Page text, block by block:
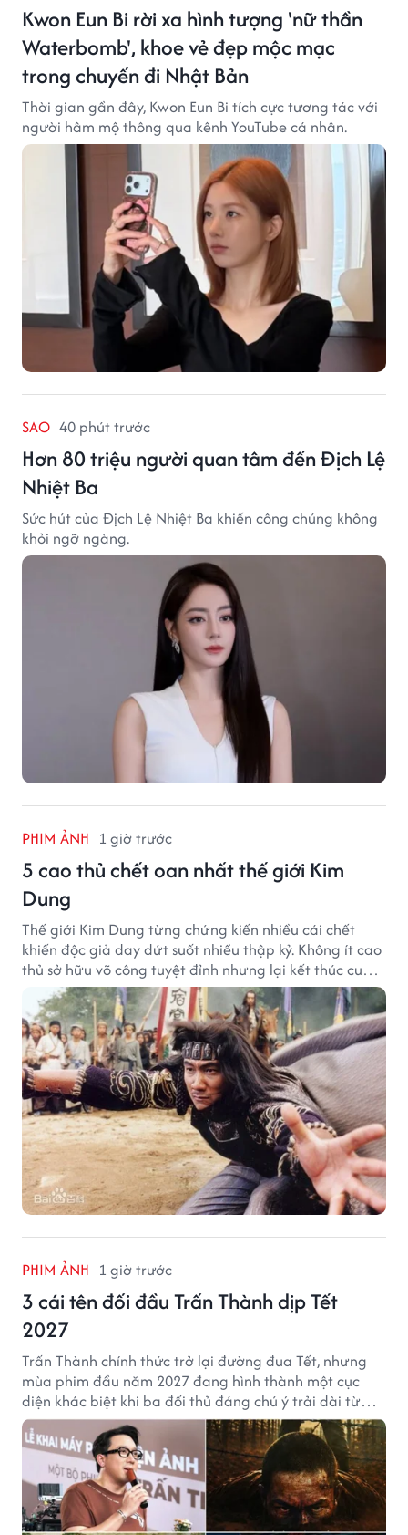
Kwon Eun Bi rời xa hình tượng 'nữ thần
Waterbomb', khoe vẻ đẹp mộc mạc
trong chuyến đi Nhật Bản
Thời gian gần đây, Kwon Eun Bi tích cực tương tác với
người hâm mộ thông qua kênh YouTube cá nhân.
SAO 40 phút trước
Hơn 80 triệu người quan tâm đến Địch Lệ
Nhiệt Ba
Sức hút của Địch Lệ Nhiệt Ba khiến công chúng không
khỏi ngỡ ngàng.
PHIM ẢNH 1 giờ trước
5 cao thủ chết oan nhất thế giới Kim
Dung
Thế giới Kim Dung từng chứng kiến nhiều cái chết
khiến độc giả day dứt suốt nhiều thập kỷ. Không ít cao
thủ sở hữu võ công tuyệt đỉnh nhưng lại kết thúc cuộc
đời trong hoàn cảnh đầy tiếc nuối.
PHIM ẢNH 1 giờ trước
3 cái tên đối đầu Trấn Thành dịp Tết
2027
Trấn Thành chính thức trở lại đường đua Tết, nhưng
mùa phim đầu năm 2027 đang hình thành một cục
diện khác biệt khi ba đối thủ đáng chú ý trải dài từ
chiến tranh, võ hiệp đến kinh dị cung đấu.